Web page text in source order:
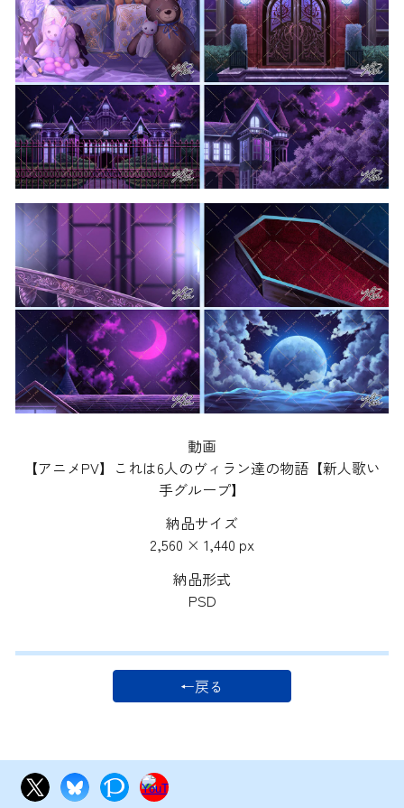
動画
【アニメPV】これは6人のヴィラン達の物語【新人歌い
手グループ】
納品サイズ
2,560 × 1,440 px
納品形式
PSD
←戻る